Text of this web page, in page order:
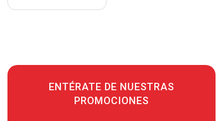
ENTÉRATE DE NUESTRAS
PROMOCIONES